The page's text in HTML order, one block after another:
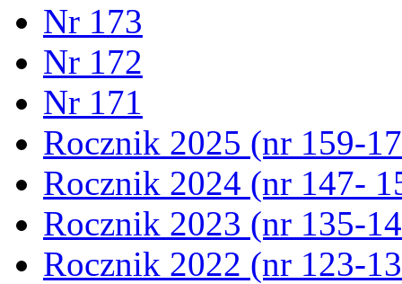
Nr 173
Nr 172
Nr 171
Rocznik 2025 (nr 159-
Rocznik 2024 (nr 147-
Rocznik 2023 (nr 135-
Rocznik 2022 (nr 123-